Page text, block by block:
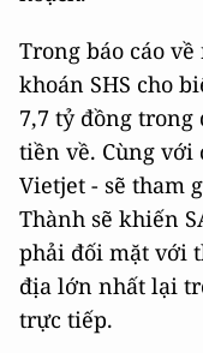
Trong báo cáo
khoán SHS cho
7,7 tỷ đồng trong
tiền về. Cùng với
Vietjet - sẽ tham
Thành sẽ khiến
phải đối mặt với
địa lớn nhất lại
trực tiếp.